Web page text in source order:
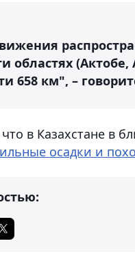
областях
658 км", –
в Казахстане в
осадки и